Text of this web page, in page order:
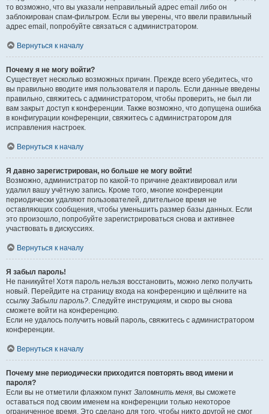
то возможно, что вы указали неправильный адрес email либо он
заблокирован спам-фильтром. Если вы уверены, что ввели правильный
адрес email, попробуйте связаться с администратором.
Вернуться к началу
Почему я не могу войти?
Существует несколько возможных причин. Прежде всего убедитесь, что
вы правильно вводите имя пользователя и пароль. Если данные введены
правильно, свяжитесь с администратором, чтобы проверить, не был ли
вам закрыт доступ к конференции. Также возможно, что допущена ошибка
в конфигурации конференции, свяжитесь с администратором для
исправления настроек.
Вернуться к началу
Я давно зарегистрирован, но больше не могу войти!
Возможно, администратор по какой-то причине деактивировал или
удалил вашу учётную запись. Кроме того, многие конференции
периодически удаляют пользователей, длительное время не
оставляющих сообщения, чтобы уменьшить размер базы данных. Если
это произошло, попробуйте зарегистрироваться снова и активнее
участвовать в дискуссиях.
Вернуться к началу
Я забыл пароль!
Не паникуйте! Хотя пароль нельзя восстановить, можно легко получить
новый. Перейдите на страницу входа на конференцию и щёлкните на
ссылку Забыли пароль?. Следуйте инструкциям, и скоро вы снова
сможете войти на конференцию.
Если не удалось получить новый пароль, свяжитесь с администратором
конференции.
Вернуться к началу
Почему мне периодически приходится повторять ввод имени и
пароля?
Если вы не отметили флажком пункт Запомнить меня, вы сможете
оставаться под своим именем на конференции только некоторое
ограниченное время. Это сделано для того, чтобы никто другой не смог